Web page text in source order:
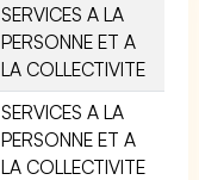
SERVICES A LA
PERSONNE ET A
LA COLLECTIVITE
SERVICES A LA
PERSONNE ET A
LA COLLECTIVITE